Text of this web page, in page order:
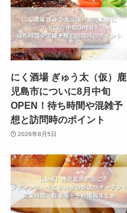
にく酒場 ぎゅう太（仮）鹿
児島市についに8月中旬
OPEN！待ち時間や混雑予
想と訪問時のポイント
2026年8月5日